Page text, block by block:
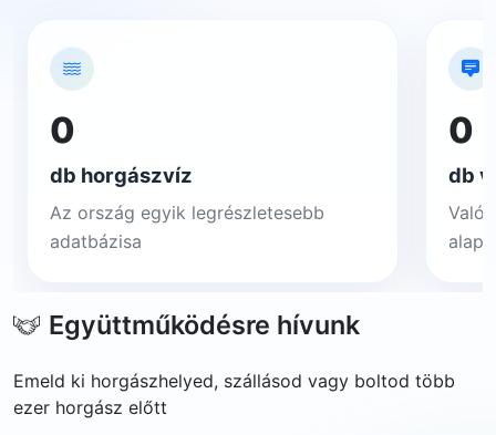
0
db horgászvíz
Az ország egyik legrészletesebb
adatbázisa
0
db
Együttműködésre hívunk
Emeld ki horgászhelyed, szállásod vagy boltod több
ezer horgász előtt